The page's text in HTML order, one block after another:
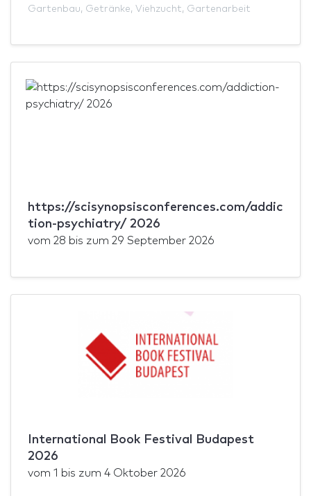
Gartenbau, Getränke, Viehzucht, Gartenarbeit
https://scisynopsisconferences.com/addic
tion-psychiatry/ 2026
vom 28 bis zum 29 September 2026
International Book Festival Budapest
2026
vom 1 bis zum 4 Oktober 2026